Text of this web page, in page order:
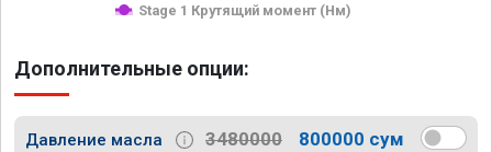
Stage 1 Крутящий момент (Нм)
Дополнительные опции:
Давление масла 3480000 800000 сум